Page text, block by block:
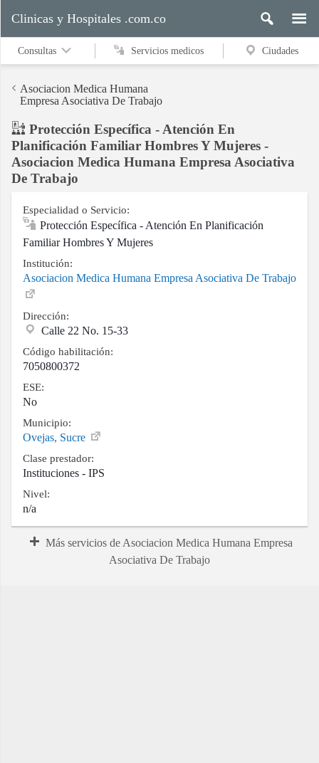
Servicios
medicos
Contacto
Clinicas y Hospitales .com.co
Consultas Servicios medicos Ciudades
Asociacion Medica Humana
Empresa Asociativa De Trabajo
Protección Específica - Atención En
Planificación Familiar Hombres Y Mujeres -
Asociacion Medica Humana Empresa Asociativa
De Trabajo
Especialidad o Servicio:
Protección Específica - Atención En Planificación
Familiar Hombres Y Mujeres
Institución:
Asociacion Medica Humana Empresa Asociativa De Trabajo
Dirección:
Calle 22 No. 15-33
Código habilitación:
7050800372
ESE:
No
Municipio:
Ovejas, Sucre
Clase prestador:
Instituciones - IPS
Nivel:
n/a
Más servicios de Asociacion Medica Humana Empresa
Asociativa De Trabajo